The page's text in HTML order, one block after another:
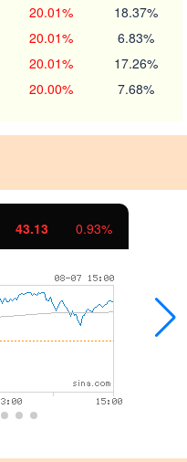
20.01% 18.37%
20.01% 6.83%
20.01% 17.26%
20.00% 7.68%
43.13 0.93%